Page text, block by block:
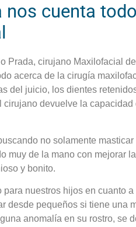
nos cuenta
Prada, cirujano Maxilofacial
acerca de la cirugía
del juicio, los dientes
devuelve la capacidad
no solamente
muy de la mano con mejorar
y bonito.
nuestros hijos en cuanto
desde pequeños si tiene una
anomalía en su rostro, se